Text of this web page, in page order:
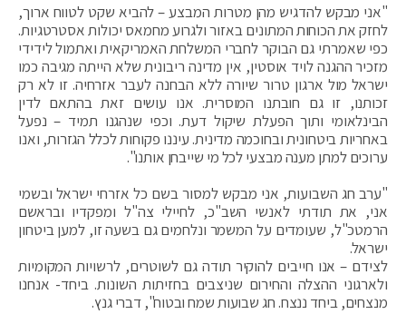
"אני מבקש להדגיש מהן מטרות המבצע – להביא שקט לטווח ארוך,
לחזק את הכוחות המתונים באזור ולגרוע מחמאס יכולות אסטרטגיות.
כפי שאמרתי גם הבוקר לחברי המשלחת האמריקאית ואתמול לידידי
מזכיר ההגנה לויד אוסטין, אין מדינה ריבונית שלא הייתה מגיבה כמו
ישראל מול ארגון טרור שיורה ללא הבחנה לעבר אזרחיה. זו לא רק
זכותנו, זו גם חובתנו המוסרית. אנו עושים זאת בהתאם לדין
הבינלאומי ותוך הפעלת שיקול דעת. וכפי שנהגנו תמיד – נפעל
באחריות ביטחונית ובחוכמה מדינית. עיננו פקוחות לכלל הגזרות, ואנו
ערוכים למתן מענה מבצעי לכל מי שייבחן אותנו".
"ערב חג השבועות, אני מבקש למסור בשם כל אזרחי ישראל ובשמי
אני, את תודתי לאנשי השב"כ, לחיילי צה"ל ומפקדיו ובראשם
הרמטכ"ל, שעומדים על המשמר ונלחמים גם בשעה זו, למען ביטחון
ישראל.
לצידם – אנו חייבים להוקיר תודה גם לשוטרים, לרשויות המקומיות
ולארגוני ההצלה והחירום שניצבים בחזיתות השונות. ביחד- אנחנו
מנצחים, ביחד ננצח. חג שבועות שמח ובטוח", דברי גנץ.